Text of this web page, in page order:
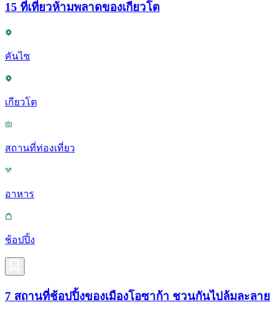
15 ที่เที่ยวห้ามพลาดของเกียวโต
คันไซ
เกียวโต
สถานที่ท่องเที่ยว
อาหาร
ช้อปปิ้ง
7 สถานที่ช้อปปิ้งของเมืองโอซาก้า ชวนกันไปล้มละลาย